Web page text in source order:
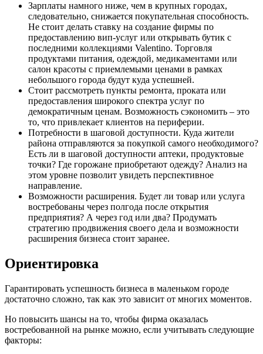
Зарплаты намного ниже, чем в крупных городах,
следовательно, снижается покупательная способность.
Не стоит делать ставку на создание фирмы по
предоставлению вип-услуг или открывать бутик с
последними коллекциями Valentino. Торговля
продуктами питания, одеждой, медикаментами или
салон красоты с приемлемыми ценами в рамках
небольшого города будут куда успешней.
Стоит рассмотреть пункты ремонта, проката или
предоставления широкого спектра услуг по
демократичным ценам. Возможность сэкономить – это
то, что привлекает клиентов на периферии.
Потребности в шаговой доступности. Куда жители
района отправляются за покупкой самого необходимого?
Есть ли в шаговой доступности аптеки, продуктовые
точки? Где горожане приобретают одежду? Анализ на
этом уровне позволит увидеть перспективное
направление.
Возможности расширения. Будет ли товар или услуга
востребованы через полгода после открытия
предприятия? А через год или два? Продумать
стратегию продвижения своего дела и возможности
расширения бизнеса стоит заранее.
Ориентировка
Гарантировать успешность бизнеса в маленьком городе
достаточно сложно, так как это зависит от многих моментов.
Но повысить шансы на то, чтобы фирма оказалась
востребованной на рынке можно, если учитывать следующие
факторы: